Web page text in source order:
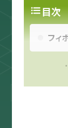
目次
フィ